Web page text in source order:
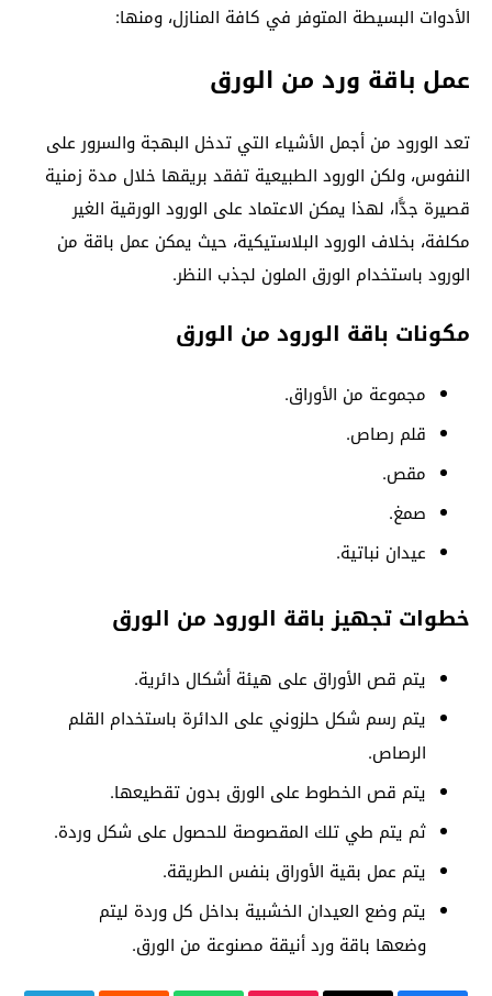
الأدوات البسيطة المتوفر في كافة المنازل، ومنها:
عمل باقة ورد من الورق
تعد الورود من أجمل الأشياء التي تدخل البهجة والسرور على
النفوس، ولكن الورود الطبيعية تفقد بريقها خلال مدة زمنية
قصيرة جدًّا، لهذا يمكن الاعتماد على الورود الورقية الغير
مكلفة، بخلاف الورود البلاستيكية، حيث يمكن عمل باقة من
الورود باستخدام الورق الملون لجذب النظر.
مكونات باقة الورود من الورق
مجموعة من الأوراق.
قلم رصاص.
مقص.
صمغ.
عيدان نباتية.
خطوات تجهيز باقة الورود من الورق
يتم قص الأوراق على هيئة أشكال دائرية.
يتم رسم شكل حلزوني على الدائرة باستخدام القلم
الرصاص.
يتم قص الخطوط على الورق بدون تقطيعها.
ثم يتم طي تلك المقصوصة للحصول على شكل وردة.
يتم عمل بقية الأوراق بنفس الطريقة.
يتم وضع العيدان الخشبية بداخل كل وردة ليتم
وضعها باقة ورد أنيقة مصنوعة من الورق.